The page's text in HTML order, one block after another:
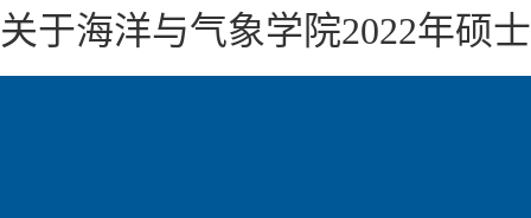
关于海洋与气象学院2022年硕